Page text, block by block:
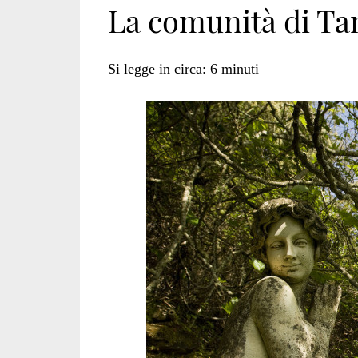
portogallo</span>
La comunità di
Si legge in circa: 6 minuti